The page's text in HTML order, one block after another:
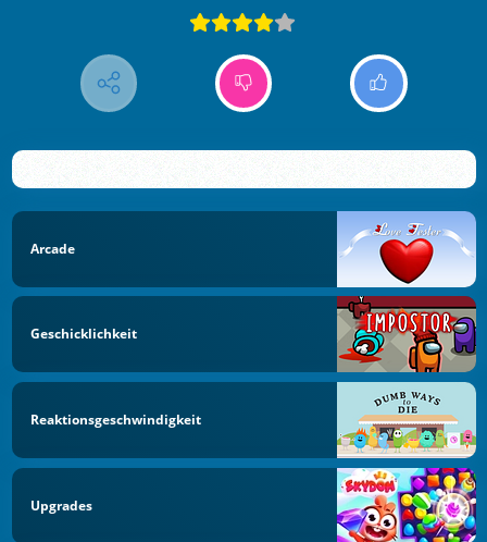
Arcade
Geschicklichkeit
Reaktionsgeschwindigkeit
Upgrades